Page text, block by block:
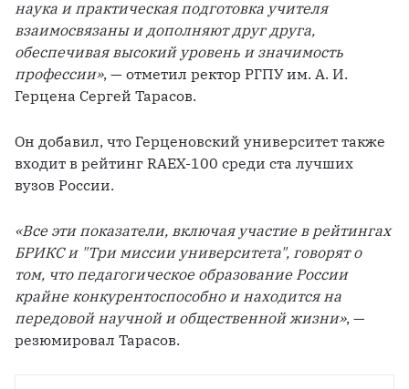
наука и практическая подготовка учителя
взаимосвязаны и дополняют друг друга,
обеспечивая высокий уровень и значимость
профессии», — отметил ректор РГПУ им. А. И.
Герцена Сергей Тарасов.
Он добавил, что Герценовский университет также
входит в рейтинг RAEX-100 среди ста лучших
вузов России.
«Все эти показатели, включая участие в рейтингах
БРИКС и "Три миссии университета", говорят о
том, что педагогическое образование России
крайне конкурентоспособно и находится на
передовой научной и общественной жизни», —
резюмировал Тарасов.